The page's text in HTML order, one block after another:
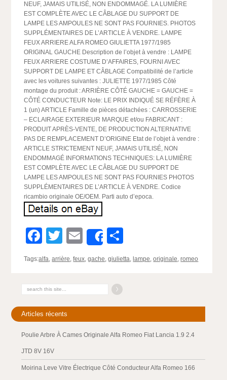
NEUF, JAMAIS UTILISÉ, NON ENDOMMAGÉ. LA LUMIÈRE
EST COMPLÈTE AVEC LE CÂBLAGE DU SUPPORT DE
LAMPE LES AMPOULES NE SONT PAS FOURNIES. PHOTOS
SUPPLÉMENTAIRES DE L’ARTICLE À VENDRE. LAMPE
FEUX ARRIERE ALFA ROMEO GIULIETTA 1977/1985
ORIGINAL GAUCHE Description de l’objet à vendre : LAMPE
FEUX ARRIERE COSTUME D’AFFAIRES, FOURNI AVEC
SUPPORT DE LAMPE ET CÂBLAGE Compatibilité de l’article
avec les voitures suivantes : JULIETTE 1977/1985 Côté
montage du produit : ARRIÈRE CÔTÉ GAUCHE = GAUCHE =
CÔTÉ CONDUCTEUR Note: LE PRIX INDIQUÉ SE RÉFÈRE À
1 (un) ARTICLE Famille de pièces détachées : CARROSSERIE
– ECLAIRAGE EXTERIEUR MARQUE et/ou FABRICANT :
PRODUIT APRÈS-VENTE, DE PRODUCTION ALTERNATIVE
PAS DE REMPLACEMENT D’ORIGINE Etat de l’objet à vendre :
ARTICLE STRICTEMENT NEUF, JAMAIS UTILISÉ, NON
ENDOMMAGÉ INFORMATIONS TECHNIQUES: LA LUMIÈRE
EST COMPLÈTE AVEC LE CÂBLAGE DU SUPPORT DE
LAMPE LES AMPOULES NE SONT PAS FOURNIES PHOTOS
SUPPLÉMENTAIRES DE L’ARTICLE À VENDRE. Codice
ricambio originale OE/OEM. Parti auto d’epoca.
Facebook
Twitter
EmailShare
Tags:alfa,arrière,feux,gache,giulietta, lampe,originale,romeo
Articles récents
Poulie Arbre À Cames Originale Alfa Romeo Fiat Lancia 1.9 2.4
JTD 8V 16V
Moirina Leve Vitre Électrique Côté Conducteur Alfa Romeo 166